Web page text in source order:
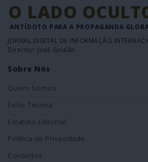
O LADO
ANTÍDOTO PARA A PROPAGANDA
JORNAL DIGITAL DE INFORMAÇÃO
Director: José Goulão
Sobre Nós
Quem Somos
Ficha Técnica
Estatuto Editorial
Política de Privacidade
Contactos